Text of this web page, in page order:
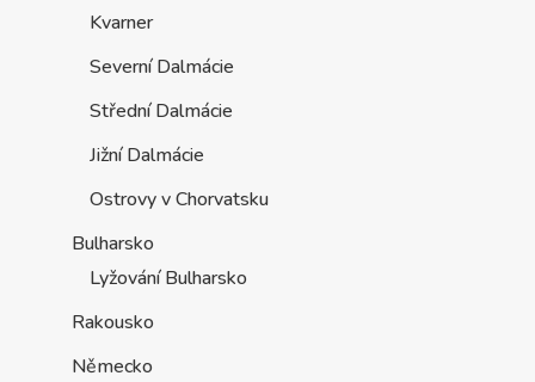
Kvarner
Severní Dalmácie
Střední Dalmácie
Jižní Dalmácie
Ostrovy v Chorvatsku
Bulharsko
Lyžování Bulharsko
Rakousko
Německo